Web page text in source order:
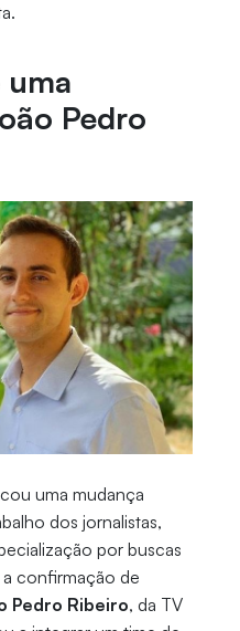
uma
Pedro
uma mudança
dos jornalistas,
por buscas
confirmação de
Pedro Ribeiro, da TV